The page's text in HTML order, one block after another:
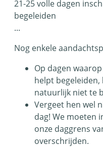
21-25 volle dagen
begeleiden
...
Nog enkele
Op dagen
helpt
natuurlijk niet te
Vergeet hen wel
dag! We moeten
onze daggrens
overschrijden.